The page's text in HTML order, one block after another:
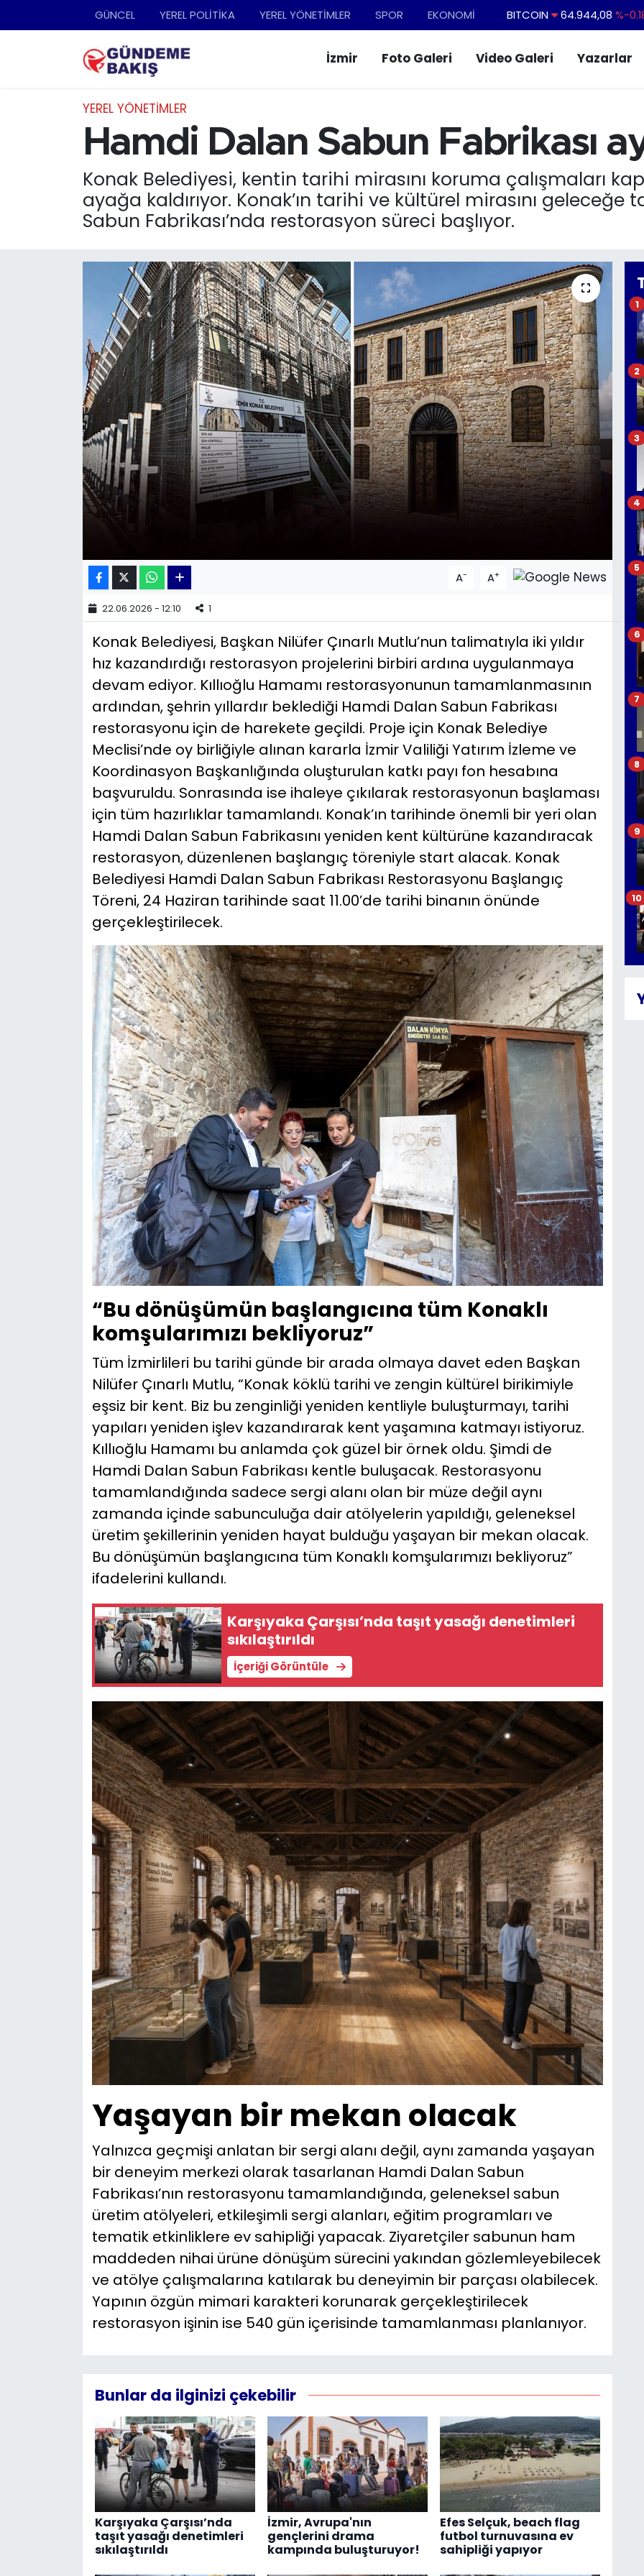
GÜNCEL YEREL POLİTİKA YEREL YÖNETİMLER SPOR EKONOMİ DOLAR 47,7436
STERLİN
64,4811
BITCOIN
64.944,08%-
İzmir Foto Galeri Video Galeri Yazarlar
YEREL YÖNETİMLER
Hamdi Dalan Sabun Fabrikası
Konak Belediyesi, kentin tarihi mirasını koruma çalışmaları
ayağa kaldırıyor. Konak’ın tarihi ve kültürel mirasını geleceğe
Sabun Fabrikası’nda restorasyon süreci başlıyor.
A- A+
22.06.2026 - 12:10 1
Konak Belediyesi, Başkan Nilüfer Çınarlı Mutlu’nun talimatıyla iki yıldır
hız kazandırdığı restorasyon projelerini birbiri ardına uygulanmaya
devam ediyor. Kıllıoğlu Hamamı restorasyonunun tamamlanmasının
ardından, şehrin yıllardır beklediği Hamdi Dalan Sabun Fabrikası
restorasyonu için de harekete geçildi. Proje için Konak Belediye
Meclisi’nde oy birliğiyle alınan kararla İzmir Valiliği Yatırım İzleme ve
Koordinasyon Başkanlığında oluşturulan katkı payı fon hesabına
başvuruldu. Sonrasında ise ihaleye çıkılarak restorasyonun başlaması
için tüm hazırlıklar tamamlandı. Konak’ın tarihinde önemli bir yeri olan
Hamdi Dalan Sabun Fabrikasını yeniden kent kültürüne kazandıracak
restorasyon, düzenlenen başlangıç töreniyle start alacak. Konak
Belediyesi Hamdi Dalan Sabun Fabrikası Restorasyonu Başlangıç
Töreni, 24 Haziran tarihinde saat 11.00’de tarihi binanın önünde
gerçekleştirilecek.
“Bu dönüşümün başlangıcına tüm Konaklı
komşularımızı bekliyoruz”
Tüm İzmirlileri bu tarihi günde bir arada olmaya davet eden Başkan
Nilüfer Çınarlı Mutlu, “Konak köklü tarihi ve zengin kültürel birikimiyle
eşsiz bir kent. Biz bu zenginliği yeniden kentliyle buluşturmayı, tarihi
yapıları yeniden işlev kazandırarak kent yaşamına katmayı istiyoruz.
Kıllıoğlu Hamamı bu anlamda çok güzel bir örnek oldu. Şimdi de
Hamdi Dalan Sabun Fabrikası kentle buluşacak. Restorasyonu
tamamlandığında sadece sergi alanı olan bir müze değil aynı
zamanda içinde sabunculuğa dair atölyelerin yapıldığı, geleneksel
üretim şekillerinin yeniden hayat bulduğu yaşayan bir mekan olacak.
Bu dönüşümün başlangıcına tüm Konaklı komşularımızı bekliyoruz”
ifadelerini kullandı.
Karşıyaka Çarşısı’nda taşıt yasağı denetimleri
sıkılaştırıldı
İçeriği Görüntüle
Yaşayan bir mekan olacak
Yalnızca geçmişi anlatan bir sergi alanı değil, aynı zamanda yaşayan
bir deneyim merkezi olarak tasarlanan Hamdi Dalan Sabun
Fabrikası’nın restorasyonu tamamlandığında, geleneksel sabun
üretim atölyeleri, etkileşimli sergi alanları, eğitim programları ve
tematik etkinliklere ev sahipliği yapacak. Ziyaretçiler sabunun ham
maddeden nihai ürüne dönüşüm sürecini yakından gözlemleyebilecek
ve atölye çalışmalarına katılarak bu deneyimin bir parçası olabilecek.
Yapının özgün mimari karakteri korunarak gerçekleştirilecek
restorasyon işinin ise 540 gün içerisinde tamamlanması planlanıyor.
Bunlar da ilginizi çekebilir
Karşıyaka Çarşısı’nda
taşıt yasağı denetimleri
sıkılaştırıldı
İzmir, Avrupa'nın
gençlerini drama
kampında buluşturuyor!
Efes Selçuk, beach flag
futbol turnuvasına ev
sahipliği yapıyor
1
2
3
4
5
6
7
8
9
10
Ankara
DÜNYA
EĞİTİM
KÜLTÜR SANAT
MAGAZİN
POLİTİKA
SAĞLIK
Siyaset
TEKNOLOJİ
YEREL POLİTİKA
YEREL YÖNETİMLER
Nöbetçi Eczaneler
Trafik Durumu
Tüm Manşetler